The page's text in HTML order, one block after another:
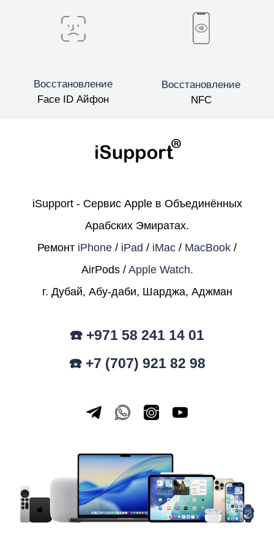
Восстановление
Face ID Айфон
Восстановление
NFC
iSupport - Сервис Apple в Объединённых
Арабских Эмиратах.
Ремонт iPhone / iPad / iMac / MacBook /
AirPods / Apple Watch.
г. Дубай, Абу-даби, Шарджа, Аджман
☎️ +971 58 241 14 01
☎️ +7 (707) 921 82 98